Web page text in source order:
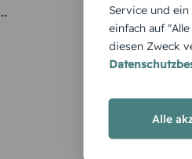
Tischkarte
Cover
Service und
einfach auf
diesen Zweck
Alle